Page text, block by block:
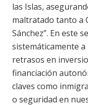
las Islas,
maltratado tanto a
Sánchez”. En este
sistemáticamente
retrasos en
financiación
claves como
o seguridad en